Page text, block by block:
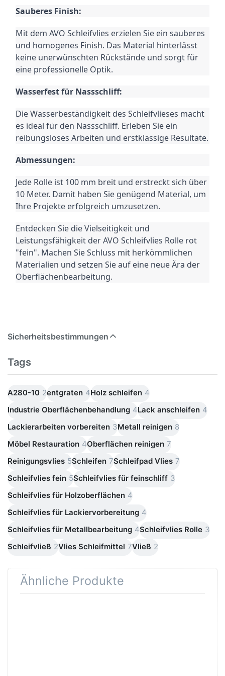
Sauberes Finish:
Mit dem AVO Schleifvlies erzielen Sie ein sauberes
und homogenes Finish. Das Material hinterlässt
keine unerwünschten Rückstände und sorgt für
eine professionelle Optik.
Wasserfest für Nassschliff:
Die Wasserbeständigkeit des Schleifvlieses macht
es ideal für den Nassschliff. Erleben Sie ein
reibungsloses Arbeiten und erstklassige Resultate.
Abmessungen:
Jede Rolle ist 100 mm breit und erstreckt sich über
10 Meter. Damit haben Sie genügend Material, um
Ihre Projekte erfolgreich umzusetzen.
Entdecken Sie die Vielseitigkeit und
Leistungsfähigkeit der AVO Schleifvlies Rolle rot
"fein". Machen Sie Schluss mit herkömmlichen
Materialien und setzen Sie auf eine neue Ära der
Oberflächenbearbeitung.
Sicherheitsbestimmungen
Tags
A280-10 2entgraten 4Holz schleifen 4
Industrie Oberflächenbehandlung 4Lack anschleifen 4
Lackierarbeiten vorbereiten 3Metall reinigen 8
Möbel Restauration 4Oberflächen reinigen 7
Reinigungsvlies 5Schleifen 7Schleifpad Vlies 7
Schleifvlies fein 5Schleifvlies für feinschliff 3
Schleifvlies für Holzoberflächen 4
Schleifvlies für Lackiervorbereitung 4
Schleifvlies für Metallbearbeitung 4Schleifvlies Rolle 3
Schleifvließ 2Vlies Schleifmittel 7Vließ 2
Ähnliche Produkte